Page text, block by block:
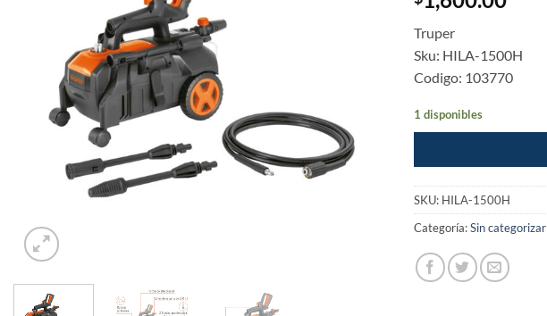
Truper
Sku: HILA-1500H
Codigo: 103770
1 disponibles
SKU: HILA-1500H
Categoría:Sin categorizar